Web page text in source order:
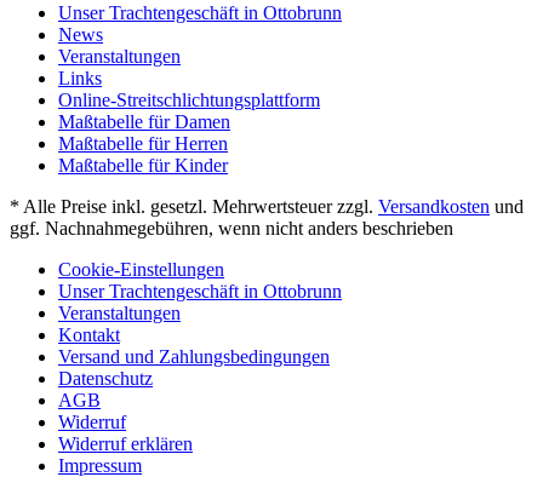
Unser Trachtengeschäft in Ottobrunn
News
Veranstaltungen
Links
Online-Streitschlichtungsplattform
Maßtabelle für Damen
Maßtabelle für Herren
Maßtabelle für Kinder
* Alle Preise inkl. gesetzl. Mehrwertsteuer zzgl. Versandkosten und
ggf. Nachnahmegebühren, wenn nicht anders beschrieben
Cookie-Einstellungen
Unser Trachtengeschäft in Ottobrunn
Veranstaltungen
Kontakt
Versand und Zahlungsbedingungen
Datenschutz
AGB
Widerruf
Widerruf erklären
Impressum